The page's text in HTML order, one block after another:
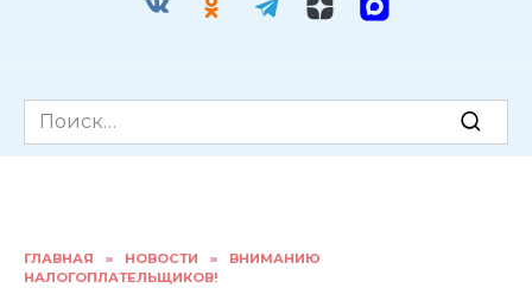
Search
for:
ГЛАВНАЯ » НОВОСТИ »
ВНИМАНИЮ
НАЛОГОПЛАТЕЛЬЩИКОВ!